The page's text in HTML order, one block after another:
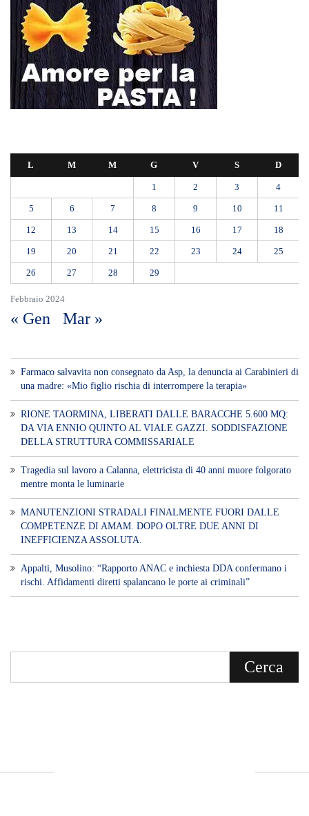
Febbraio 2024
L M M G V S D
1 2 3 4
5 6 7 8 9 10 11
12 13 14 15 16 17 18
19 20 21 22 23 24 25
26 27 28 29
« Gen Mar »
Farmaco salvavita non consegnato da Asp, la denuncia ai Carabinieri di
una madre: «Mio figlio rischia di interrompere la terapia»
RIONE TAORMINA, LIBERATI DALLE BARACCHE 5.600 MQ:
DA VIA ENNIO QUINTO AL VIALE GAZZI. SODDISFAZIONE
DELLA STRUTTURA COMMISSARIALE
Tragedia sul lavoro a Calanna, elettricista di 40 anni muore folgorato
mentre monta le luminarie
MANUTENZIONI STRADALI FINALMENTE FUORI DALLE
COMPETENZE DI AMAM. DOPO OLTRE DUE ANNI DI
INEFFICIENZA ASSOLUTA.
​Appalti, Musolino: “Rapporto ANAC e inchiesta DDA confermano i
rischi. Affidamenti diretti spalancano le porte ai criminali”